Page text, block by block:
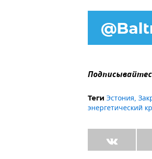
Теги Эстония,
энергетический